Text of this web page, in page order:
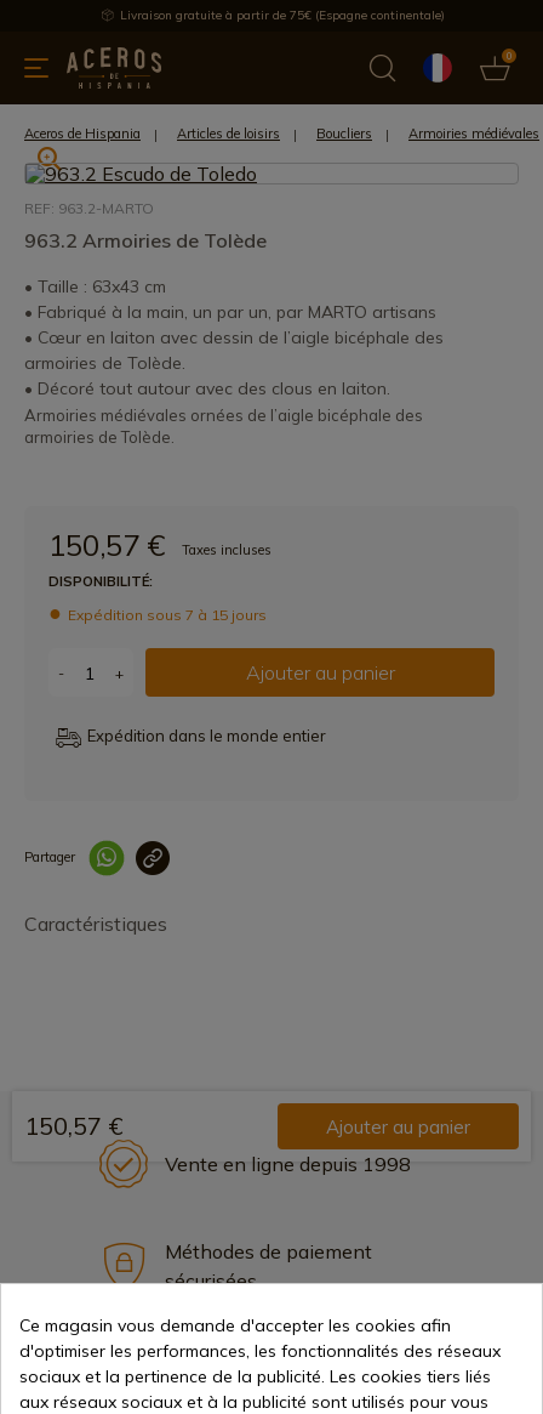
Livraison gratuite à partir de 75€ (Espagne continentale)
0
de cuisine Offre Dernières nouvelles Meilleures ventes
Aceros de Hispania Articles de loisirs Boucliers Armoiries médiévales
REF: 963.2-MARTO
963.2 Armoiries de Tolède
• Taille : 63x43 cm
• Fabriqué à la main, un par un, par MARTO artisans
• Cœur en laiton avec dessin de l’aigle bicéphale des
armoiries de Tolède.
• Décoré tout autour avec des clous en laiton.
Armoiries médiévales ornées de l’aigle bicéphale des
armoiries de Tolède.
150,57 €
Taxes incluses
DISPONIBILITÉ:
Expédition sous 7 à 15 jours
- + Ajouter au panier
Expédition dans le monde entier
Partager
Caractéristiques
150,57 € Ajouter au panier
Vente en ligne depuis 1998
Méthodes de paiement
sécurisées
Expédition internationale
Ce magasin vous demande d'accepter les cookies afin
d'optimiser les performances, les fonctionnalités des réseaux
sociaux et la pertinence de la publicité. Les cookies tiers liés
aux réseaux sociaux et à la publicité sont utilisés pour vous